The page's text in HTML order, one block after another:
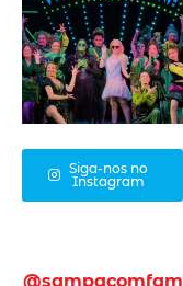
Siga-nos no
Instagram
@sampacomfam